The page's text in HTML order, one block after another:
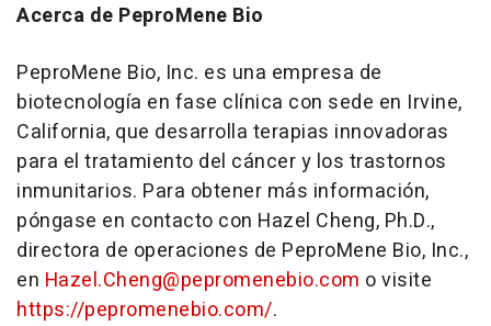
Acerca de PeproMene Bio
PeproMene Bio, Inc. es una empresa de
biotecnología en fase clínica con sede en Irvine,
California, que desarrolla terapias innovadoras
para el tratamiento del cáncer y los trastornos
inmunitarios. Para obtener más información,
póngase en contacto con Hazel Cheng, Ph.D.,
directora de operaciones de PeproMene Bio, Inc.,
en Hazel.Cheng@pepromenebio.com o visite
https://pepromenebio.com/.